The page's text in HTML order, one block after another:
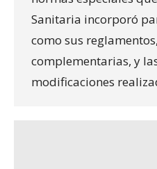
Sanitaria incorporó
como sus
complementarias, y
modificaciones